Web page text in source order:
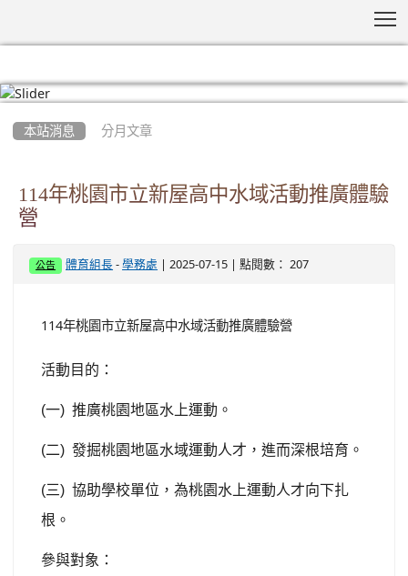
本站消息 分月文章
114年桃園市立新屋高中水域活動推廣體驗
營
公告 體育組長 -學務處 | 2025-07-15 | 點閱數： 207
114年桃園市立新屋高中水域活動推廣體驗營
活動目的：
(一) 推廣桃園地區水上運動。
(二) 發掘桃園地區水域運動人才，進而深根培育。
(三) 協助學校單位，為桃園水上運動人才向下扎
根。
參與對象：